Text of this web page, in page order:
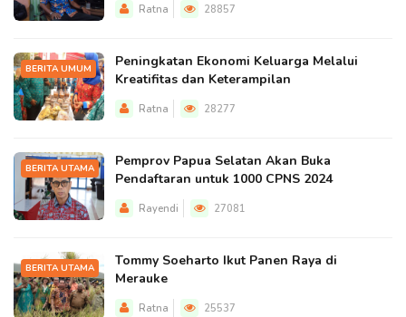
Ratna 28857
BERITA UMUM
Peningkatan Ekonomi Keluarga Melalui
Kreatifitas dan Keterampilan
Ratna 28277
BERITA UTAMA
Pemprov Papua Selatan Akan Buka
Pendaftaran untuk 1000 CPNS 2024
Rayendi 27081
BERITA UTAMA
Tommy Soeharto Ikut Panen Raya di
Merauke
Ratna 25537